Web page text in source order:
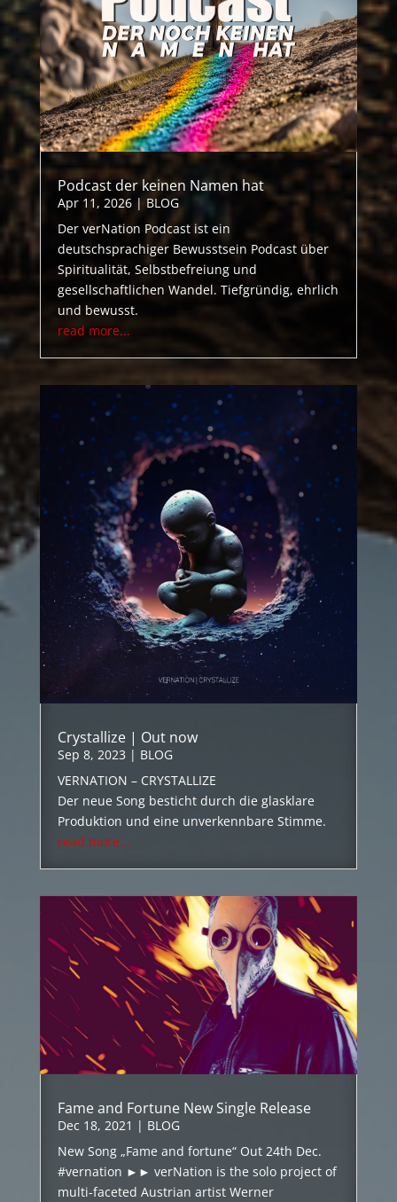
Podcast der keinen Namen hat
Apr 11, 2026| BLOG
Der verNation Podcast ist ein
deutschsprachiger Bewusstsein Podcast über
Spiritualität, Selbstbefreiung und
gesellschaftlichen Wandel. Tiefgründig, ehrlich
und bewusst.
read more...
Crystallize | Out now
Sep 8, 2023 | BLOG
VERNATION – CRYSTALLIZE
Der neue Song besticht durch die glasklare
Produktion und eine unverkennbare Stimme.
read more...
Fame and Fortune New Single Release
Dec 18, 2021 | BLOG
New Song „Fame and fortune“ Out 24th Dec.
#vernation ►► verNation is the solo project of
multi-faceted Austrian artist Werner